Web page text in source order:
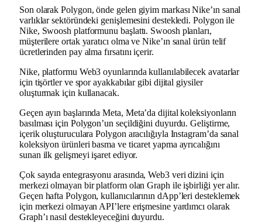
Son olarak Polygon, önde gelen giyim markası Nike’ın sanal
varlıklar sektöründeki genişlemesini destekledi. Polygon ile
Nike, Swoosh platformunu başlattı. Swoosh planları,
müşterilere ortak yaratıcı olma ve Nike’ın sanal ürün telif
ücretlerinden pay alma fırsatını içerir.
Nike, platformu Web3 oyunlarında kullanılabilecek avatarlar
için tişörtler ve spor ayakkabılar gibi dijital giysiler
oluşturmak için kullanacak.
Geçen ayın başlarında Meta, Meta’da dijital koleksiyonların
basılması için Polygon’un seçildiğini duyurdu. Geliştirme,
içerik oluşturuculara Polygon aracılığıyla Instagram’da sanal
koleksiyon ürünleri basma ve ticaret yapma ayrıcalığını
sunan ilk gelişmeyi işaret ediyor.
Çok sayıda entegrasyonu arasında, Web3 veri dizini için
merkezi olmayan bir platform olan Graph ile işbirliği yer alır.
Geçen hafta Polygon, kullanıcılarının dApp’leri desteklemek
için merkezi olmayan API’lere erişmesine yardımcı olarak
Graph’ı nasıl destekleyeceğini duyurdu.